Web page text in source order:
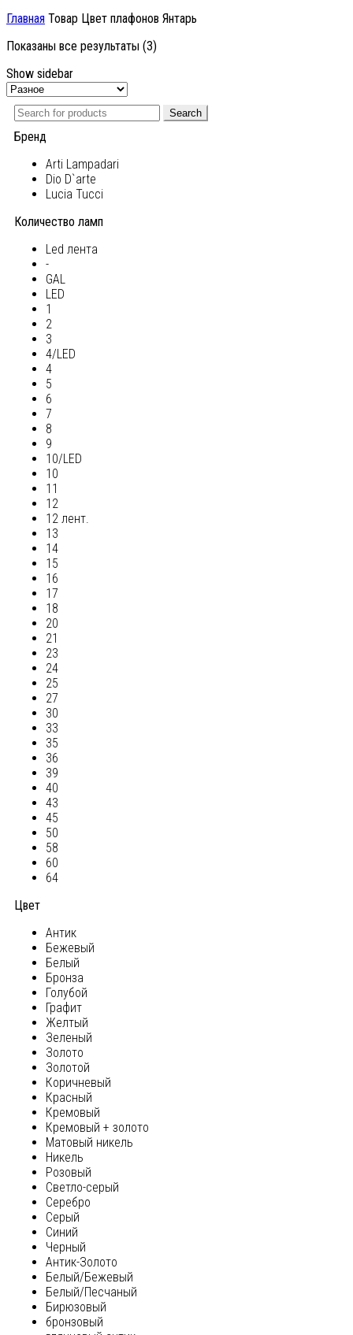
Главная Товар Цвет плафонов Янтарь
Показаны все результаты (3)
Show sidebar
Search
Бренд
Arti Lampadari
Dio D`arte
Lucia Tucci
Количество ламп
Led лента
-
GAL
LED
1
2
3
4/LED
4
5
6
7
8
9
10/LED
10
11
12
12 лент.
13
14
15
16
17
18
20
21
23
24
25
27
30
33
35
36
39
40
43
45
50
58
60
64
Цвет
Антик
Бежевый
Белый
Бронза
Голубой
Графит
Желтый
Зеленый
Золото
Золотой
Коричневый
Красный
Кремовый
Кремовый + золото
Матовый никель
Никель
Розовый
Светло-серый
Серебро
Серый
Синий
Черный
Антик-Золото
Белый/Бежевый
Белый/Песчаный
Бирюзовый
бронзовый